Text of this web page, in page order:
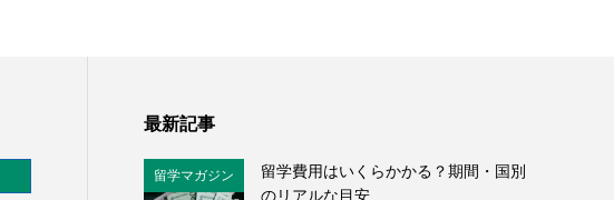
最新記事
留学マガジン
留学費用はいくらかかる？期間・国別
のリアルな目安